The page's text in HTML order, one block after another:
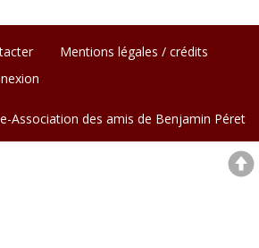
Mentions légales / crédits
Association des amis de Benjamin Péret